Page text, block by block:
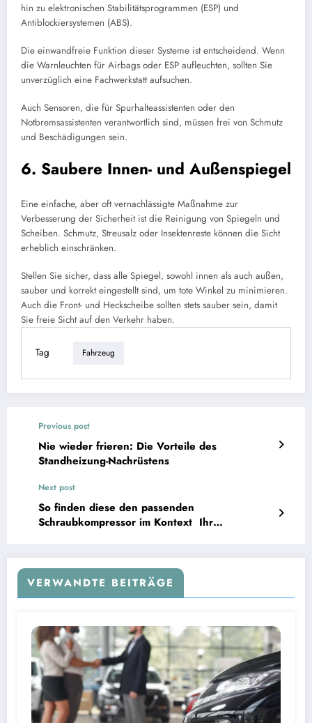
hin zu elektronischen Stabilitätsprogrammen (ESP) und
Antiblockiersystemen (ABS).
Die einwandfreie Funktion dieser Systeme ist entscheidend. Wenn
die Warnleuchten für Airbags oder ESP aufleuchten, sollten Sie
unverzüglich eine Fachwerkstatt aufsuchen.
Auch Sensoren, die für Spurhalteassistenten oder den
Notbremsassistenten verantwortlich sind, müssen frei von Schmutz
und Beschädigungen sein.
6. Saubere Innen- und Außenspiegel
Eine einfache, aber oft vernachlässigte Maßnahme zur
Verbesserung der Sicherheit ist die Reinigung von Spiegeln und
Scheiben. Schmutz, Streusalz oder Insektenreste können die Sicht
erheblich einschränken.
Stellen Sie sicher, dass alle Spiegel, sowohl innen als auch außen,
sauber und korrekt eingestellt sind, um tote Winkel zu minimieren.
Auch die Front- und Heckscheibe sollten stets sauber sein, damit
Sie freie Sicht auf den Verkehr haben.
Tag Fahrzeug
Previous post
Nie wieder frieren: Die Vorteile des
Standheizung-Nachrüstens
Next post
So finden diese den passenden
Schraubkompressor im Kontext Ihr
VERWANDTE BEITRÄGE